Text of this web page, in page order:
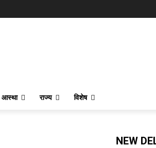
आस्था राज्य विशेष
NEW